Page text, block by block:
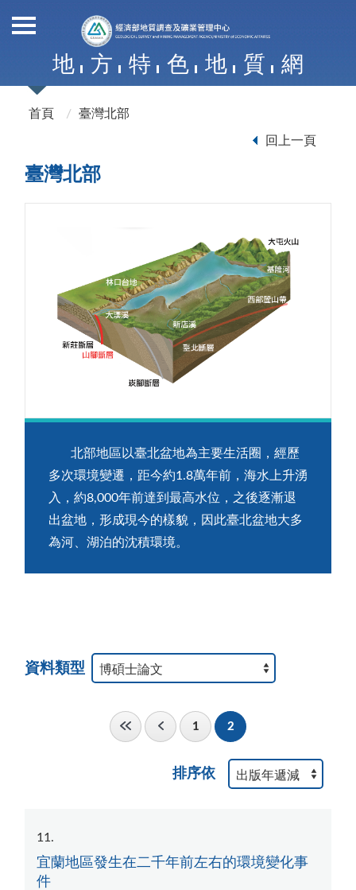
地 方 特 色 地 質 網
首頁 臺灣北部
回上一頁
臺灣北部
北部地區以臺北盆地為主要生活圈，經歷
多次環境變遷，距今約1.8萬年前，海水上升湧
入，約8,000年前達到最高水位，之後逐漸退
出盆地，形成現今的樣貌，因此臺北盆地大多
為河、湖泊的沈積環境。
資料類型
1 2
排序依
11
宜蘭地區發生在二千年前左右的環境變化事
件